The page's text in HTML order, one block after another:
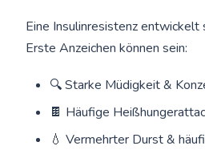
Eine Insulinresistenz entwickelt
Erste Anzeichen können sein:
🔍 Starke Müdigkeit &
🍫 Häufige
💧 Vermehrter Durst &